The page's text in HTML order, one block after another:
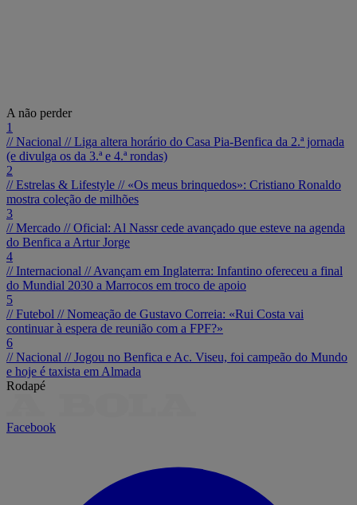
A não perder
1
// Nacional //Liga altera horário do Casa Pia-Benfica da 2.ª jornada
(e divulga os da 3.ª e 4.ª rondas)
2
// Estrelas & Lifestyle // «Os meus brinquedos»: Cristiano Ronaldo
mostra coleção de milhões
3
// Mercado //Oficial: Al Nassr cede avançado que esteve na agenda
do Benfica a Artur Jorge
4
// Internacional //Avançam em Inglaterra: Infantino ofereceu a final
do Mundial 2030 a Marrocos em troco de apoio
5
// Futebol //Nomeação de Gustavo Correia: «Rui Costa vai
continuar à espera de reunião com a FPF?»
6
// Nacional //Jogou no Benfica e Ac. Viseu, foi campeão do Mundo
e hoje é taxista em Almada
Rodapé
Facebook